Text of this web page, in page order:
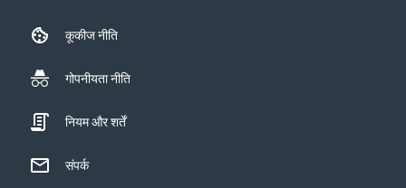
कूकीज नीति
गोपनीयता नीति
नियम और शर्तें
संपर्क